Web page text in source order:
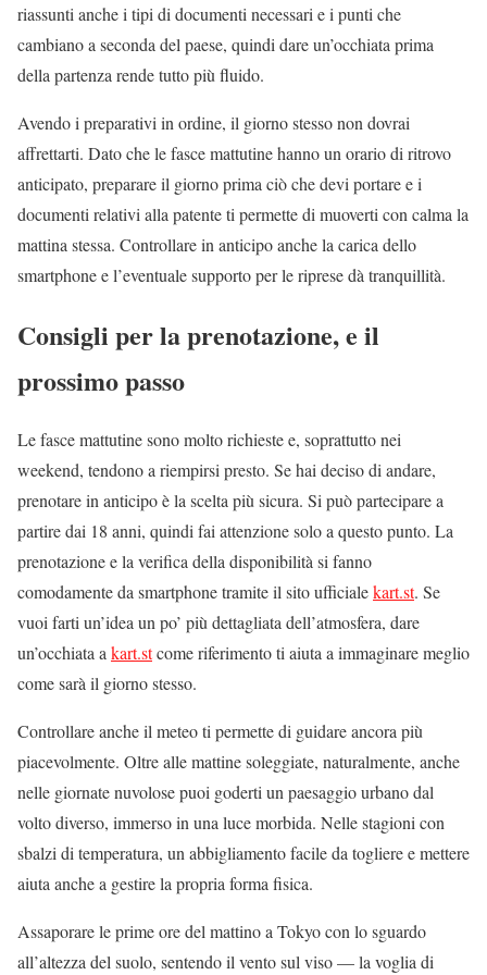
riassunti anche i tipi di documenti necessari e i punti che
cambiano a seconda del paese, quindi dare un’occhiata prima
della partenza rende tutto più fluido.
Avendo i preparativi in ordine, il giorno stesso non dovrai
affrettarti. Dato che le fasce mattutine hanno un orario di ritrovo
anticipato, preparare il giorno prima ciò che devi portare e i
documenti relativi alla patente ti permette di muoverti con calma la
mattina stessa. Controllare in anticipo anche la carica dello
smartphone e l’eventuale supporto per le riprese dà tranquillità.
Consigli per la prenotazione, e il
prossimo passo
Le fasce mattutine sono molto richieste e, soprattutto nei
weekend, tendono a riempirsi presto. Se hai deciso di andare,
prenotare in anticipo è la scelta più sicura. Si può partecipare a
partire dai 18 anni, quindi fai attenzione solo a questo punto. La
prenotazione e la verifica della disponibilità si fanno
comodamente da smartphone tramite il sito ufficialekart.st. Se
vuoi farti un’idea un po’ più dettagliata dell’atmosfera, dare
un’occhiata akart.stcome riferimento ti aiuta a immaginare meglio
come sarà il giorno stesso.
Controllare anche il meteo ti permette di guidare ancora più
piacevolmente. Oltre alle mattine soleggiate, naturalmente, anche
nelle giornate nuvolose puoi goderti un paesaggio urbano dal
volto diverso, immerso in una luce morbida. Nelle stagioni con
sbalzi di temperatura, un abbigliamento facile da togliere e mettere
aiuta anche a gestire la propria forma fisica.
Assaporare le prime ore del mattino a Tokyo con lo sguardo
all’altezza del suolo, sentendo il vento sul viso — la voglia di